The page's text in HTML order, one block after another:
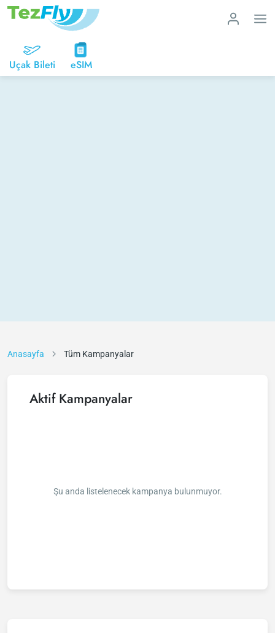
Uçak Bileti eSIM
Anasayfa Tüm Kampanyalar
Aktif Kampanyalar
Şu anda listelenecek kampanya bulunmuyor.